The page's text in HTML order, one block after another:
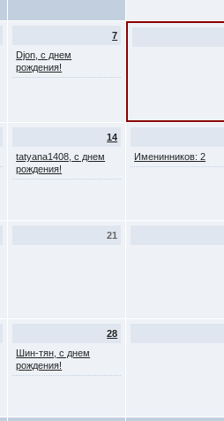
7
Djon, с днем
рождения!
14
tatyana1408, с днем
рождения!
Именинников: 2
21
28
Шин-тян, с днем
рождения!